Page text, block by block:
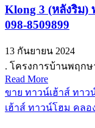
Klong 3 (หลังริม)
098-8509899
13 กันยายน 2024
. โครงการบ้านพฤกษ
Read More
ขาย ทาวน์เฮ้าส์ ทา
เฮ้าส์ ทาวน์โฮม คล